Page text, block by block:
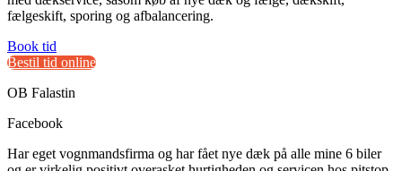
fælgeskift, sporing og afbalancering.
Book tid
Bestil tid online
OB Falastin
Facebook
Har eget vognmandsfirma og har fået nye dæk på alle mine 6 biler